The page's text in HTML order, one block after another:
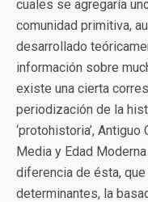
cuales se agregaría
comunidad primitiva,
desarrollado
información sobre
existe una cierta
periodización de la
‘protohistoria’,
Media y Edad
diferencia de ésta,
determinantes, la